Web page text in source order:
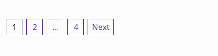
Posts
1 2 … 4 Next